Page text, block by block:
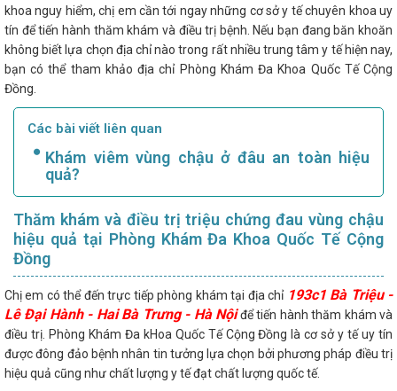
khoa nguy hiểm, chị em cần tới ngay những cơ sở y tế chuyên khoa uy
tín để tiến hành thăm khám và điều trị bệnh. Nếu bạn đang băn khoăn
không biết lựa chọn địa chỉ nào trong rất nhiều trung tâm y tế hiện nay,
bạn có thể tham khảo địa chỉ Phòng Khám Đa Khoa Quốc Tế Cộng
Đồng.
Các bài viết liên quan
Khám viêm vùng chậu ở đâu an toàn hiệu
quả?
Thăm khám và điều trị triệu chứng đau vùng chậu
hiệu quả tại Phòng Khám Đa Khoa Quốc Tế Cộng
Đồng
Chị em có thể đến trực tiếp phòng khám tại địa chỉ 193c1 Bà Triệu -
Lê Đại Hành - Hai Bà Trưng - Hà Nộiđể tiến hành thăm khám và
điều trị. Phòng Khám Đa kHoa Quốc Tế Cộng Đồng là cơ sở y tế uy tín
được đông đảo bệnh nhân tin tưởng lựa chọn bởi phương pháp điều trị
hiệu quả cũng như chất lượng y tế đạt chất lượng quốc tế.